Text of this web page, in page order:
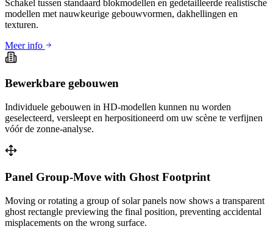
Schakel tussen standaard blokmodellen en gedetailleerde realistische
modellen met nauwkeurige gebouwvormen, dakhellingen en
texturen.
Meer info
Bewerkbare gebouwen
Individuele gebouwen in HD-modellen kunnen nu worden
geselecteerd, versleept en herpositioneerd om uw scène te verfijnen
vóór de zonne-analyse.
Panel Group-Move with Ghost Footprint
Moving or rotating a group of solar panels now shows a transparent
ghost rectangle previewing the final position, preventing accidental
misplacements on the wrong surface.